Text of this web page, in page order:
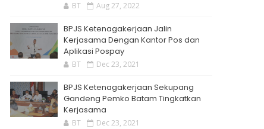
BT Aug 27, 2022
BPJS Ketenagakerjaan Jalin
Kerjasama Dengan Kantor Pos dan
Aplikasi Pospay
BT Dec 23, 2021
BPJS Ketenagakerjaan Sekupang
Gandeng Pemko Batam Tingkatkan
Kerjasama
BT Dec 23, 2021